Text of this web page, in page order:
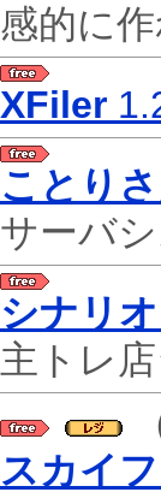
感的に
XFiler
ことり
サーバ
シナリ
主トレ
スカイ